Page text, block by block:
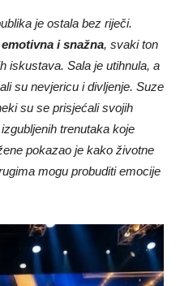
je ostala bez riječi.
i snažna, svaki ton
iskustava. Sala je utihnula, a
su nevjericu i divljenje. Suze
su se prisjećali svojih
trenutaka koje
pokazao je kako životne
mogu probuditi emocije